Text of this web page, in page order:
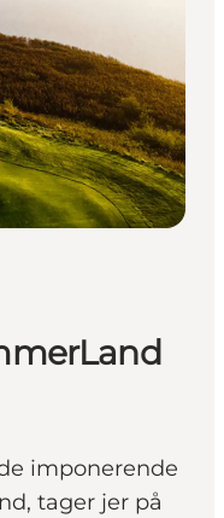
imponerende
tager jer på